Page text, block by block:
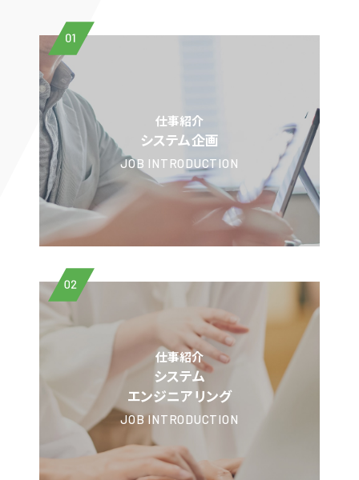
仕事紹介
システム企画
JOB INTRODUCTION
仕事紹介
システム
エンジニアリング
JOB INTRODUCTION